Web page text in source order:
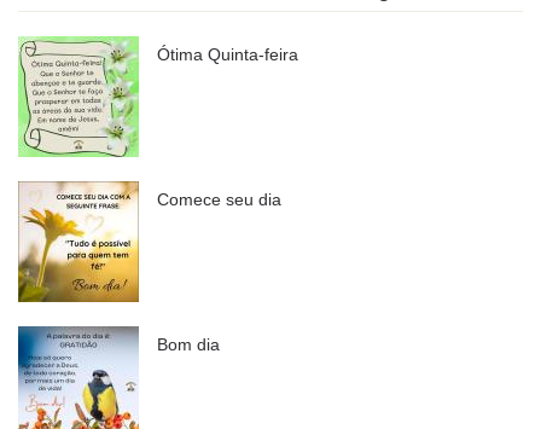
Ótima Quinta-feira
Comece seu dia
Bom dia